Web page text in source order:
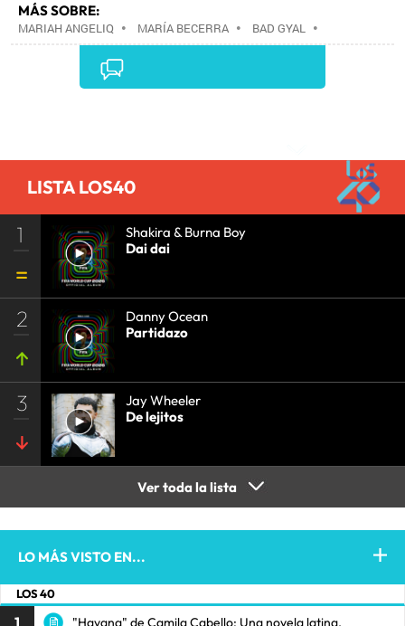
MÁS SOBRE:
MARIAH ANGELIQ • MARÍA BECERRA • BAD GYAL •
LISTA LOS40
1
Shakira & Burna Boy
Dai dai
2
Danny Ocean
Partidazo
3
Jay Wheeler
De lejitos
Ver toda la lista
LO MÁS VISTO EN...
LOS 40
"Havana" de Camila Cabello: Una novela latina.